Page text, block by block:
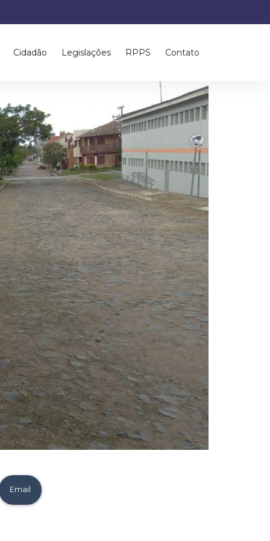
Cidadão Legislações RPPS Contato
AM (1)
Email